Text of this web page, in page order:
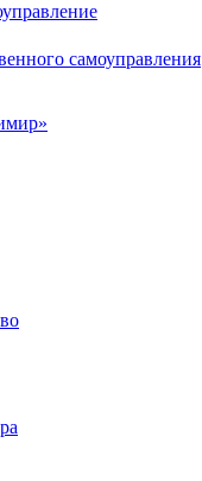
самоуправления